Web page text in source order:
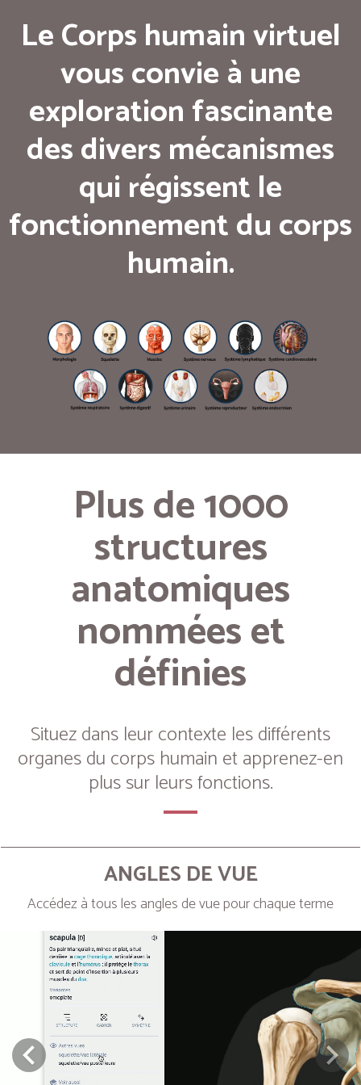
Le Corps humain virtuel
vous convie à une
exploration fascinante
des divers mécanismes
qui régissent le
fonctionnement du corps
humain.
Plus de 1000
structures
anatomiques
nommées et
définies
Situez dans leur contexte les différents
organes du corps humain et apprenez-en
plus sur leurs fonctions.
ANGLES DE VUE
Accédez à tous les angles de vue pour chaque terme